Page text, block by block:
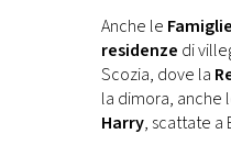
Anche le
residenze di
Scozia, dove la
la dimora, anche
Harry, scattate a